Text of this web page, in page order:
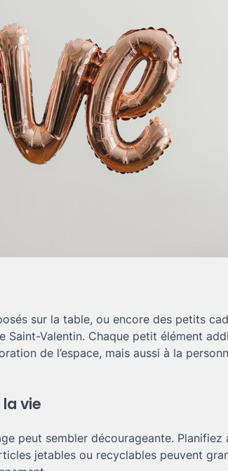
sur la table, ou encore des petits
Valentin. Chaque petit élément
de l’espace, mais aussi à la
vie
peut sembler décourageante. Planifiez
jetables ou recyclables peuvent